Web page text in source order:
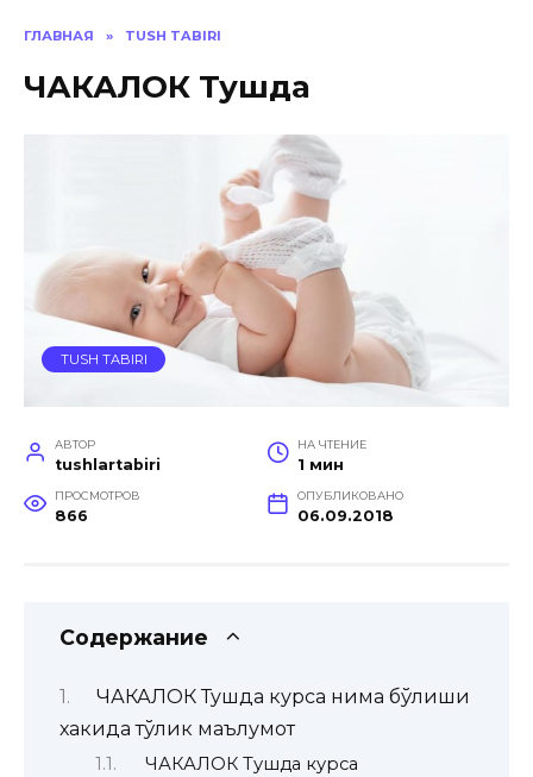
ГЛАВНАЯ » TUSH TABIRI
ЧАКАЛОК Тушда
TUSH TABIRI
АВТОР
tushlartabiri
НА ЧТЕНИЕ
1 мин
ПРОСМОТРОВ
866
ОПУБЛИКОВАНО
06.09.2018
Содержание
ЧАКАЛОК Тушда курса нима бўлиши
хакида тўлик маълумот
ЧАКАЛОК Тушда курса